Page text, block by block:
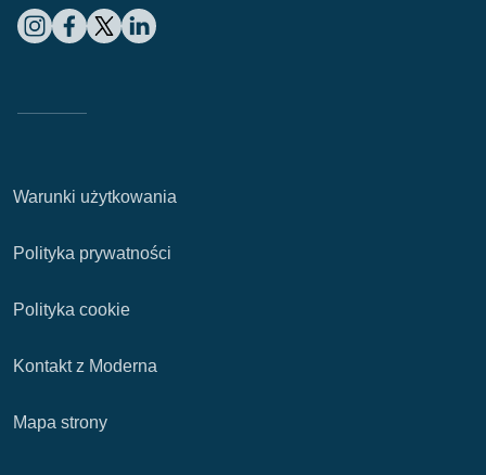
Warunki użytkowania
Polityka prywatności
Polityka cookie
Kontakt z Moderna
Mapa strony